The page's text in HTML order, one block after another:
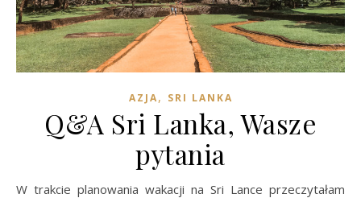
AZJA, SRI LANKA
Q&A Sri Lanka, Wasze
pytania
W trakcie planowania wakacji na Sri Lance przeczytałam